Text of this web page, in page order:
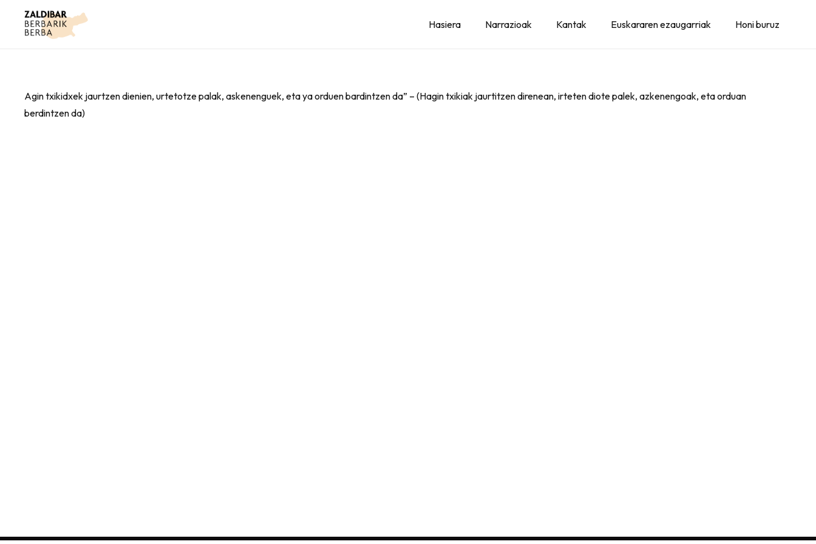
Hasiera Narrazioak Kantak Euskararen ezaugarriak Honi buruz
Agin txikidxek jaurtzen dienien, urtetotze palak, askenenguek, eta ya orduen bardintzen da” – (Hagin txikiak jaurtitzen direnean, irteten diote palek, azkenengoak, eta orduan
berdintzen da)